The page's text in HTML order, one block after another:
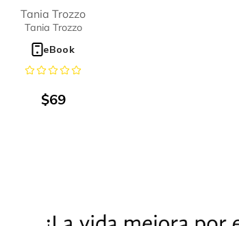
Tania Trozzo
Tania Trozzo
eBook
$69